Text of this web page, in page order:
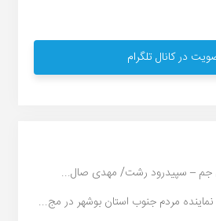
در کانال تلگرام
جم – سپیدرود رشت/ مهدی صال...
مردم جنوب استان بوشهر در مج...